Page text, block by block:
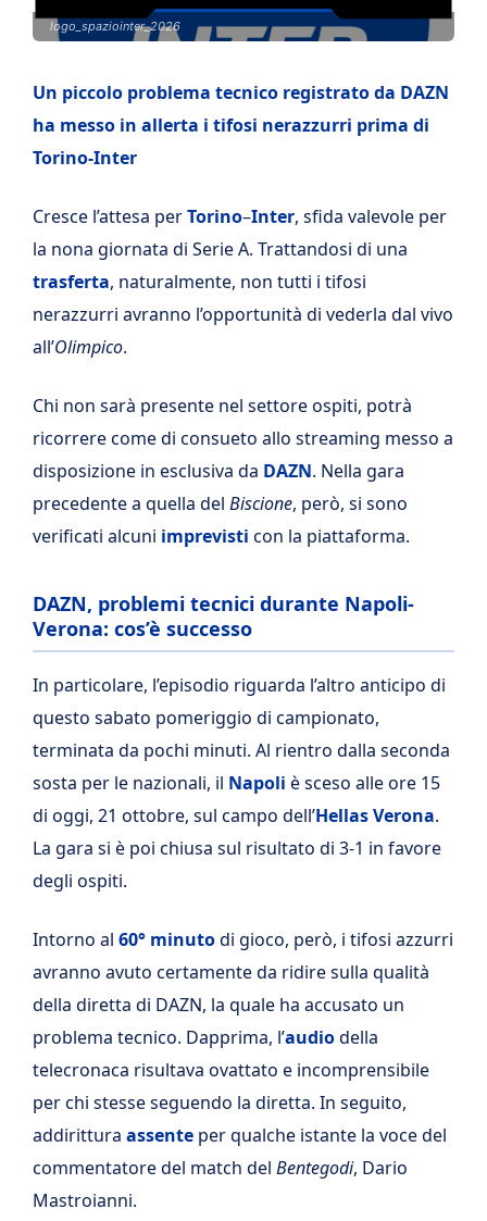
logo_spaziointer_2026
Un piccolo problema tecnico registrato da DAZN
ha messo in allerta i tifosi nerazzurri prima di
Torino-Inter
Cresce l’attesa perTorino–Inter, sfida valevole per
la nona giornata di Serie A. Trattandosi di una
trasferta, naturalmente, non tutti i tifosi
nerazzurri avranno l’opportunità di vederla dal vivo
all’Olimpico.
Chi non sarà presente nel settore ospiti, potrà
ricorrere come di consueto allo streaming messo a
disposizione in esclusiva da DAZN. Nella gara
precedente a quella del Biscione, però, si sono
verificati alcuni imprevisti con la piattaforma.
DAZN, problemi tecnici durante Napoli-
Verona: cos’è successo
In particolare, l’episodio riguarda l’altro anticipo di
questo sabato pomeriggio di campionato,
terminata da pochi minuti. Al rientro dalla seconda
sosta per le nazionali, il Napoli è sceso alle ore 15
di oggi, 21 ottobre, sul campo dell’Hellas Verona.
La gara si è poi chiusa sul risultato di 3-1 in favore
degli ospiti.
Intorno al 60° minutodi gioco, però, i tifosi azzurri
avranno avuto certamente da ridire sulla qualità
della diretta di DAZN, la quale ha accusato un
problema tecnico. Dapprima, l’audiodella
telecronaca risultava ovattato e incomprensibile
per chi stesse seguendo la diretta. In seguito,
addirittura assente per qualche istante la voce del
commentatore del match del Bentegodi, Dario
Mastroianni.